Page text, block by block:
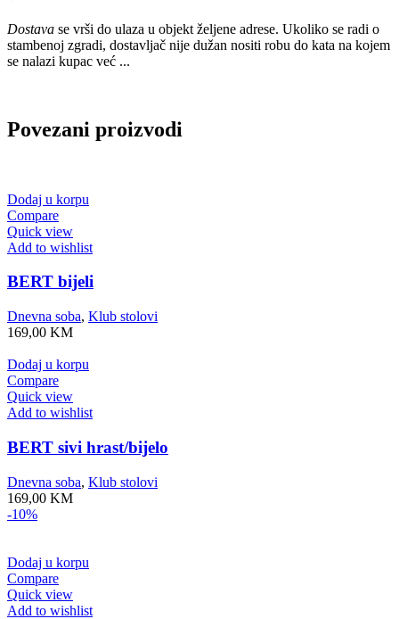
Dostava se vrši do ulaza u objekt željene adrese. Ukoliko se radi o
stambenoj zgradi, dostavljač nije dužan nositi robu do kata na kojem
se nalazi kupac već ...
Povezani proizvodi
Dodaj u korpu
Compare
Quick view
Add to wishlist
BERT bijeli
Dnevna soba, Klub stolovi
169,00 KM
Dodaj u korpu
Compare
Quick view
Add to wishlist
BERT sivi hrast/bijelo
Dnevna soba, Klub stolovi
169,00 KM
-10%
Dodaj u korpu
Compare
Quick view
Add to wishlist